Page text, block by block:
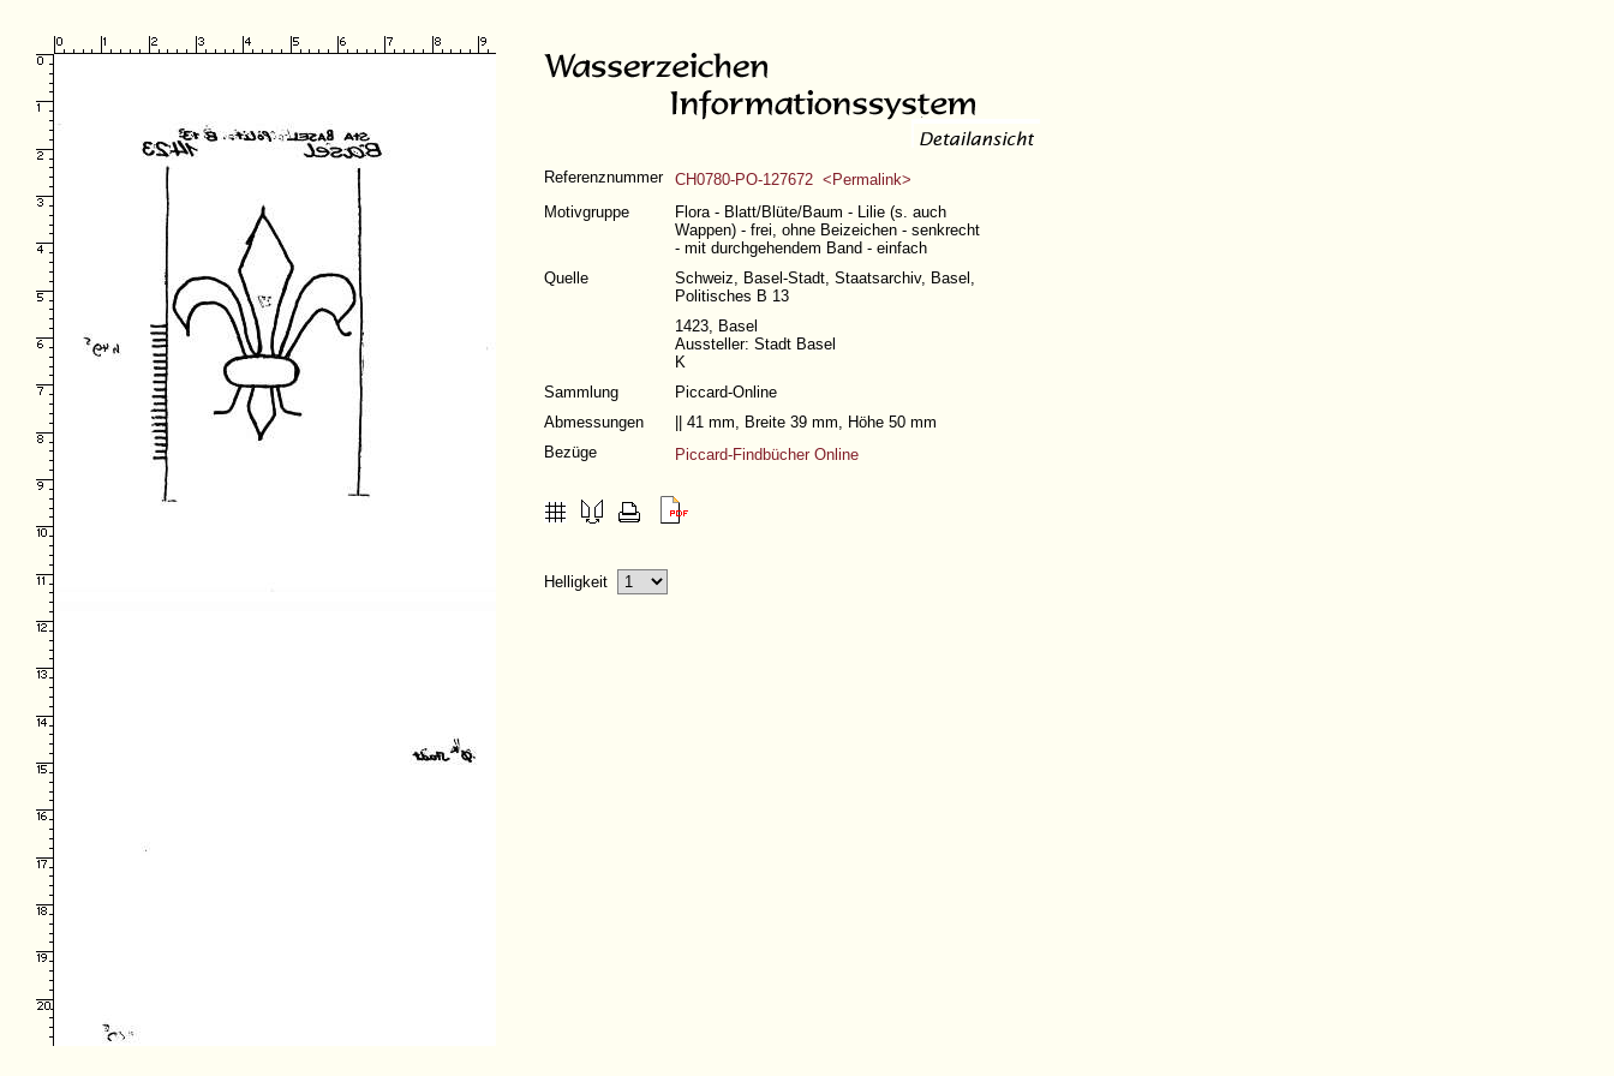
Referenznummer
CH0780-PO-127672 <Permalink>
Motivgruppe
Flora - Blatt/Blüte/Baum - Lilie (s. auch
Wappen) - frei, ohne Beizeichen - senkrecht
- mit durchgehendem Band - einfach
Quelle
Schweiz, Basel-Stadt, Staatsarchiv, Basel,
Politisches B 13
1423, Basel
Aussteller: Stadt Basel
K
Sammlung
Piccard-Online
Abmessungen
|| 41 mm, Breite 39 mm, Höhe 50 mm
Bezüge
Piccard-Findbücher Online
Helligkeit